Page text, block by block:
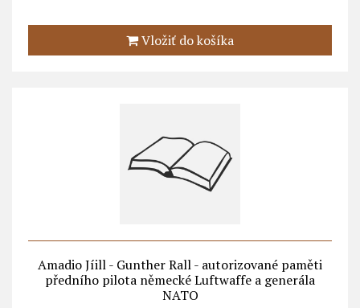
Vložiť do košíka
Amadio Jíill - Gunther Rall - autorizované paměti
předního pilota německé Luftwaffe a generála
NATO